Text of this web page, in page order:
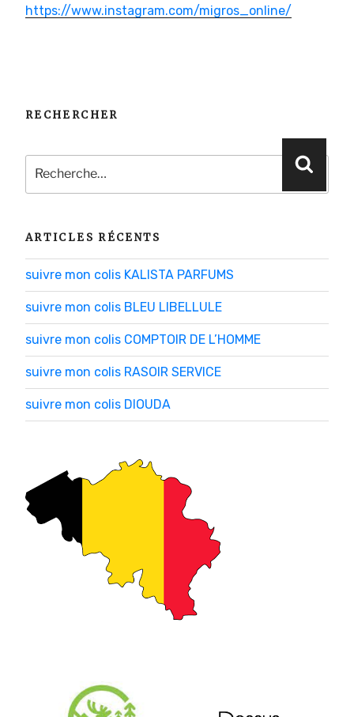
https://www.instagram.com/migros_online/
RECHERCHER
Recherche
pour
:
ARTICLES RÉCENTS
suivre mon colis KALISTA PARFUMS
suivre mon colis BLEU LIBELLULE
suivre mon colis COMPTOIR DE L’HOMME
suivre mon colis RASOIR SERVICE
suivre mon colis DIOUDA